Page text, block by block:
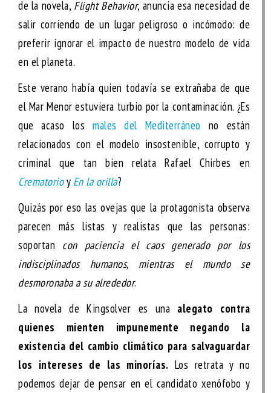
de la novela, Flight Behavior, anuncia esa necesidad de
salir corriendo de un lugar peligroso o incómodo: de
preferir ignorar el impacto de nuestro modelo de vida
en el planeta.
Este verano había quien todavía se extrañaba de que
el Mar Menor estuviera turbio por la contaminación. ¿Es
que acaso losmales del Mediterráneo no están
relacionados con el modelo insostenible, corrupto y
criminal que tan bien relata Rafael Chirbes en
Crematorioy En la orilla?
Quizás por eso las ovejas que la protagonista observa
parecen más listas y realistas que las personas:
soportan con paciencia el caos generado por los
indisciplinados humanos, mientras el mundo se
desmoronaba a su alrededor.
La novela de Kingsolver es una alegato contra
quienes mienten impunemente negando la
existencia del cambio climático para salvaguardar
los intereses de las minorías. Los retrata y no
podemos dejar de pensar en el candidato xenófobo y